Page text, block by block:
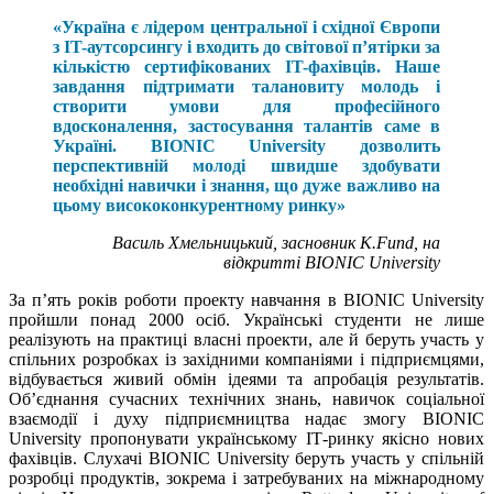
«Україна є лідером центральної і східної Європи
з IT-аутсорсингу і входить до світової п’ятірки за
кількістю сертифікованих IT-фахівців. Наше
завдання підтримати талановиту молодь і
створити умови для професійного
вдосконалення, застосування талантів саме в
Україні. BIONIC University дозволить
перспективній молоді швидше здобувати
необхідні навички і знання, що дуже важливо на
цьому висококонкурентному ринку»
Василь Хмельницький, засновник K.Fund, на
відкритті BIONIC University
За п’ять років роботи проекту навчання в BIONIC University
пройшли понад 2000 осіб. Українські студенти не лише
реалізують на практиці власні проекти, але й беруть участь у
спільних розробках із західними компаніями і підприємцями,
відбувається живий обмін ідеями та апробація результатів.
Об’єднання сучасних технічних знань, навичок соціальної
взаємодії і духу підприємництва надає змогу BIONIC
University пропонувати українському ІТ-ринку якісно нових
фахівців. Слухачі BIONIC University беруть участь у спільній
розробці продуктів, зокрема і затребуваних на міжнародному